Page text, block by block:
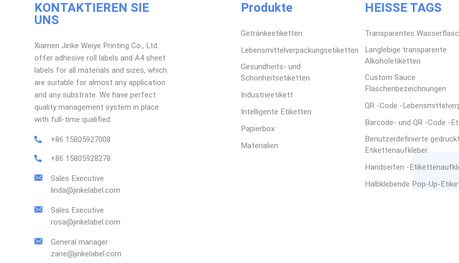
KONTAKTIEREN SIE
UNS
Xiamen Jinke Weiye Printing Co., Ltd.
offer adhesive roll labels and A4 sheet
labels for all materials and sizes, which
are suitable for almost any application
and any substrate. We have perfect
quality management system in place
with full-time qualified
+86 15805927008
+86 15805928278
Sales Executive
linda@jinkelabel.com
Sales Executive
rosa@jinkelabel.com
General manager
zane@jinkelabel.com
Produkte
Getränkeetiketten
Lebensmittelverpackungsetiketten
Gesundheits- und
Schönheitsetiketten
Industrieetikett
Intelligente Etiketten
Papierbox
Materialien
HEISSE TAGS
Transparentes
Langlebige transparente
Alkoholetiketten
Custom Sauce
Flaschenbezeichnungen
QR -Code -
Barcode- und QR -Code -
Benutzerdefinierte
Etikettenaufkleber
Handseifen -
Halbklebende Pop-Up-